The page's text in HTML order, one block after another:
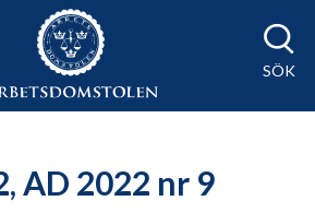
SÖK
AD 2022 nr 9